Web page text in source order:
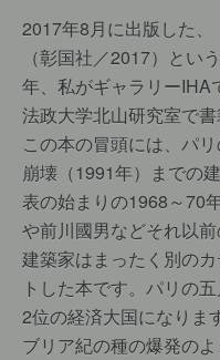
2017年8月に出版した、
（彰国社／2017）とい
年、私がギャラリーIHA
法政大学北山研究室で書
この本の冒頭には、パ
崩壊（1991年）までの
表の始まりの1968～70
や前川國男などそれ以
建築家はまったく別の
トした本です。パリの
2位の経済大国になりま
ブリア紀の種の爆発の